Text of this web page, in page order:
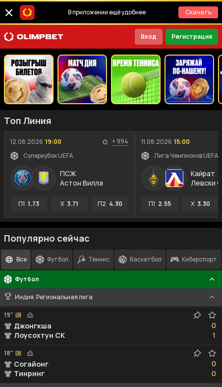
В приложении ещё удобнее Скачать
Вход Регистрация
Топ Линия
12.08.2026 19:00 +994
Суперкубок UEFA
ПСЖ
Астон Вилла
П1 1.73 X 3.71 П2 4.30
11.08.2026 15:00
Кайрат
Левски
П1 2.55 X 3.30
Популярно сейчас
Все Футбол Теннис Баскетбол Киберспорт
Футбол
Индия. Региональная лига
19"
Джонгкша
Лоусохтун СК
0
0
1
1
18"
Согайонг
Тинринг
0
0
0
0